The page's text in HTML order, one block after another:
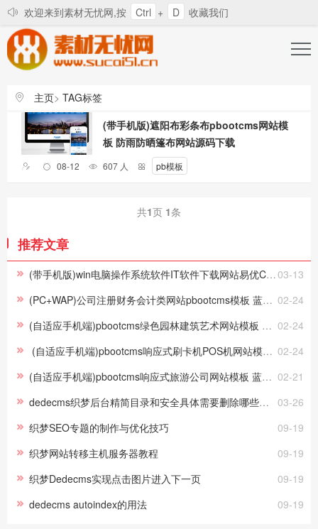
欢迎来到素材无忧网,按 Ctrl + D
收藏我们
有站长和会员的道歉信
主页> TAG标签
(带手机版)遮阳布彩条布pbootcms网站模
板 防雨防晒篷布网站源码下载
08-12 607 人 pb模板
共1页 1条
推荐文章
03-13
(带手机版)win电脑操作系统软件IT软件下载网站易优CMS模板下载
02-24
(PC+WAP)公司注册财务会计类网站pbootcms模板 蓝色律师公证网站源码下载
02-24
(自适应手机端)pbootcms绿色园林建筑艺术网站模板 花卉园艺网站源码下载
02-24
(自适应手机端)pbootcms响应式刷卡机POS机网站模板 无线支付设备网站源码
02-21
(自适应手机端)pbootcms响应式旅游公司网站模板 蓝色宽屏旅行社网站源码下载
03-26
dedecms织梦后台精简目录和安全具体需要删除哪些文件？
09-19
织梦SEO专题的制作与优化技巧
09-19
织梦网站转移主机服务器教程
09-19
织梦Dedecms实现点击图片进入下一页
09-19
dedecms autoindex的用法